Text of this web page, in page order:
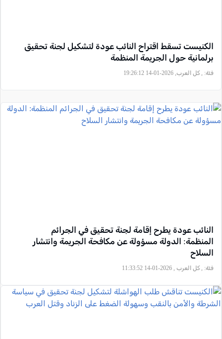
الكنيست تسقط اقتراح النائب عودة لتشكيل لجنة تحقيق
برلمانية حول الجريمة المنظمة
فئة: , كل العرب, 2026-01-14 19:26:12
النائب عودة يطرح إقامة لجنة تحقيق في الجرائم
المنظمة: الدولة مسؤولة عن مكافحة الجريمة وانتشار
السلاح
فئة: , كل العرب , 2026-01-14 11:33:52